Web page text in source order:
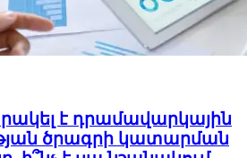
է դրամավարկային
ծրագրի կատարման